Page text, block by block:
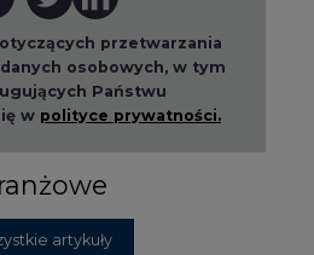
przetwarzania
osobowych, w tym
Państwu
w polityce prywatności.
artykuły